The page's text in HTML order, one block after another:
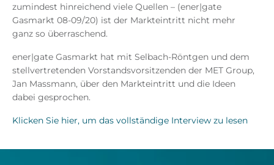
zumindest hinreichend viele Quellen – (ener|gate
Gasmarkt 08-09/20) ist der Markteintritt nicht mehr
ganz so überraschend.
ener|gate Gasmarkt hat mit Selbach-Röntgen und dem
stellvertretenden Vorstandsvorsitzenden der MET Group,
Jan Massmann, über den Markteintritt und die Ideen
dabei gesprochen.
Klicken Sie hier, um das vollständige Interview zu lesen